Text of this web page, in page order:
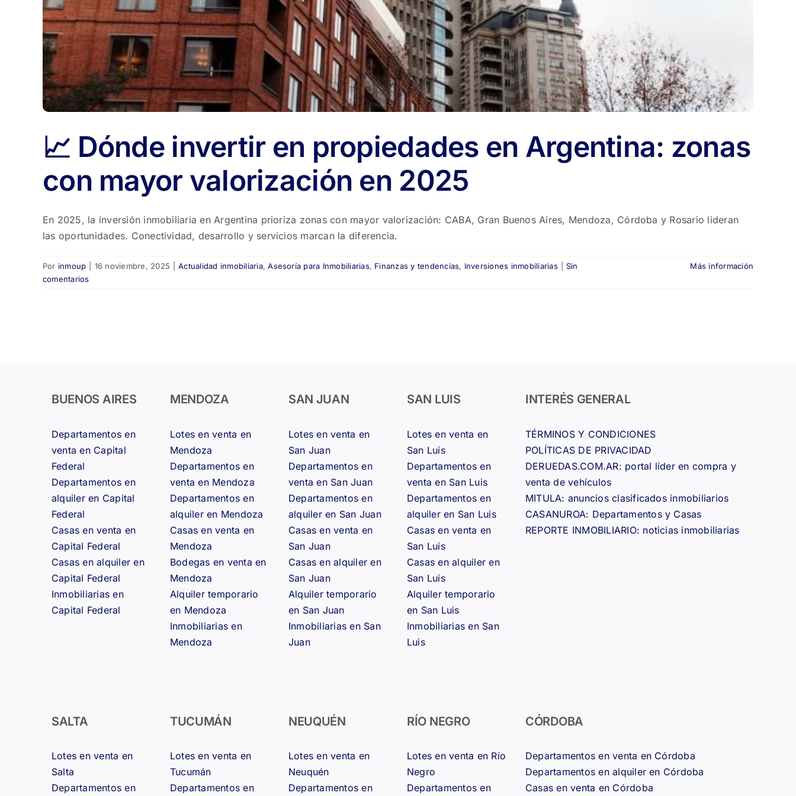
📈 Dónde invertir en propiedades en Argentina: zonas
con mayor valorización en 2025
En 2025, la inversión inmobiliaria en Argentina prioriza zonas con mayor valorización: CABA, Gran Buenos Aires, Mendoza, Córdoba y Rosario lideran
las oportunidades. Conectividad, desarrollo y servicios marcan la diferencia.
Por inmoup 16 noviembre, 2025 Actualidad inmobiliaria,Asesoría para Inmobiliarias, Finanzas y tendencias, Inversiones inmobiliarias
Sin
comentarios
Más información
BUENOS AIRES
Departamentos en
venta en Capital
Federal
Departamentos en
alquiler en Capital
Federal
Casas en venta en
Capital Federal
Casas en alquiler en
Capital Federal
Inmobiliarias en
Capital Federal
MENDOZA
Lotes en venta en
Mendoza
Departamentos en
venta en Mendoza
Departamentos en
alquiler en Mendoza
Casas en venta en
Mendoza
Bodegas en venta en
Mendoza
Alquiler temporario
en Mendoza
Inmobiliarias en
Mendoza
SAN JUAN
Lotes en venta en
San Juan
Departamentos en
venta en San Juan
Departamentos en
alquiler en San Juan
Casas en venta en
San Juan
Casas en alquiler en
San Juan
Alquiler temporario
en San Juan
Inmobiliarias en San
Juan
SAN LUIS
Lotes en venta en
San Luis
Departamentos en
venta en San Luis
Departamentos en
alquiler en San Luis
Casas en venta en
San Luis
Casas en alquiler en
San Luis
Alquiler temporario
en San Luis
Inmobiliarias en San
Luis
INTERÉS GENERAL
TÉRMINOS Y CONDICIONES
POLÍTICAS DE PRIVACIDAD
DERUEDAS.COM.AR: portal líder en compra y
venta de vehículos
MITULA: anuncios clasificados inmobiliarios
CASANUROA: Departamentos y Casas
REPORTE INMOBILIARIO: noticias inmobiliarias
SALTA
Lotes en venta en
Salta
Departamentos en
TUCUMÁN
Lotes en venta en
Tucumán
Departamentos en
NEUQUÉN
Lotes en venta en
Neuquén
Departamentos en
RÍO NEGRO
Lotes en venta en Río
Negro
Departamentos en
CÓRDOBA
Departamentos en venta en Córdoba
Departamentos en alquiler en Córdoba
Casas en venta en Córdoba